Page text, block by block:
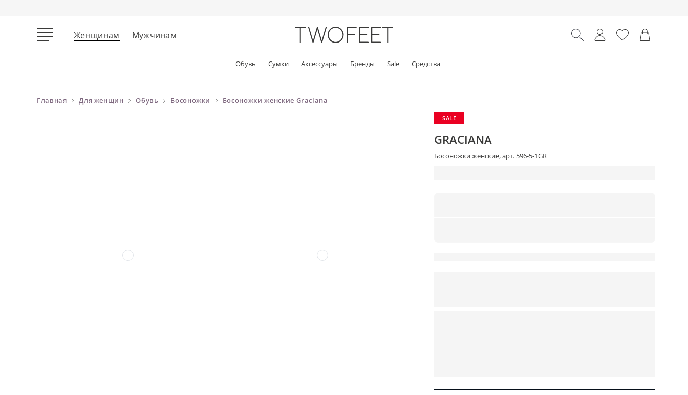
Женщинам Мужчинам
Обувь Сумки Аксессуары Бренды Sale Средства
Главная Для женщин Обувь Босоножки Босоножки женские Graciana
SALE
GRACIANA
Босоножки женские, арт. 596-5-1GR